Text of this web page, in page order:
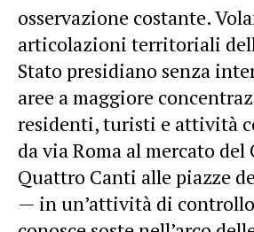
osservazione costante.
articolazioni territoriali
Stato presidiano senza
aree a maggiore
residenti, turisti e attività
da via Roma al mercato del
Quattro Canti alle piazze
— in un’attività di